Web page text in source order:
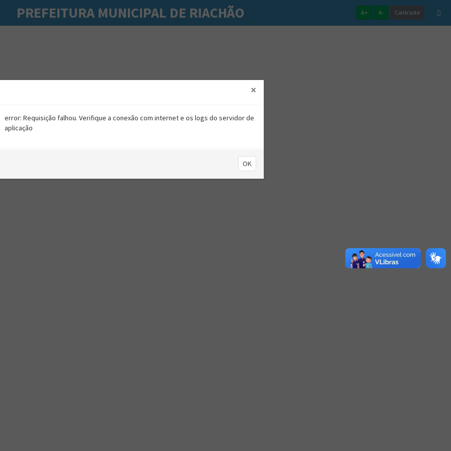
PREFEITURA MUNICIPAL DE RIACHÃO A+ A- Contraste
×
error: Requisição falhou. Verifique a conexão com internet e os logs do servidor de
aplicação
OK